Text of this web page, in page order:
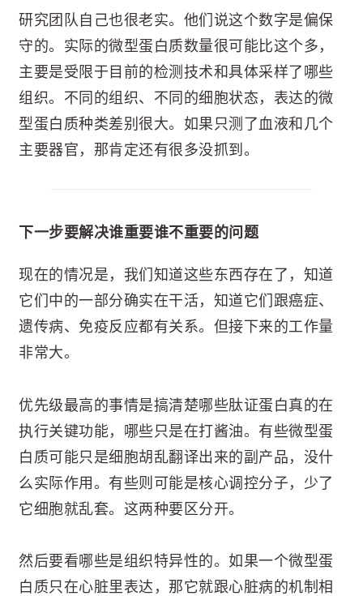
研究团队自己也很老实。他们说这个数字是偏保
守的。实际的微型蛋白质数量很可能比这个多，
主要是受限于目前的检测技术和具体采样了哪些
组织。不同的组织、不同的细胞状态，表达的微
型蛋白质种类差别很大。如果只测了血液和几个
主要器官，那肯定还有很多没抓到。
下一步要解决谁重要谁不重要的问题
现在的情况是，我们知道这些东西存在了，知道
它们中的一部分确实在干活，知道它们跟癌症、
遗传病、免疫反应都有关系。但接下来的工作量
非常大。
优先级最高的事情是搞清楚哪些肽证蛋白真的在
执行关键功能，哪些只是在打酱油。有些微型蛋
白质可能只是细胞胡乱翻译出来的副产品，没什
么实际作用。有些则可能是核心调控分子，少了
它细胞就乱套。这两种要区分开。
然后要看哪些是组织特异性的。如果一个微型蛋
白质只在心脏里表达，那它就跟心脏病的机制相